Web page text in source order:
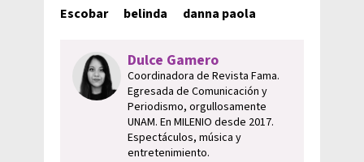
Escobar
belinda danna paola
Dulce Gamero
Coordinadora de Revista Fama.
Egresada de Comunicación y
Periodismo, orgullosamente
UNAM. En MILENIO desde 2017.
Espectáculos, música y
entretenimiento.